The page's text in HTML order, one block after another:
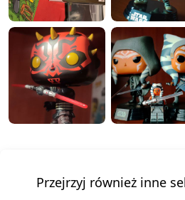
Przejrzyj również inne